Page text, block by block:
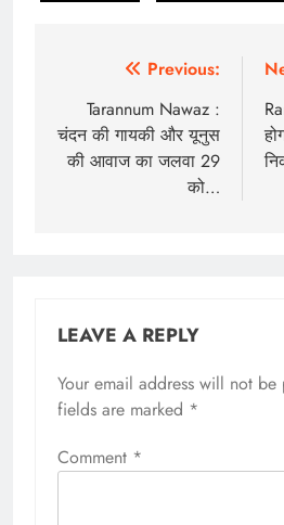
navigation
Previous:
Tarannum Nawaz :
चंदन की गायकी और यूनुस
की आवाज का जलवा 29
को…
LEAVE A REPLY
Your email address will not be
fields are marked *
Comment *